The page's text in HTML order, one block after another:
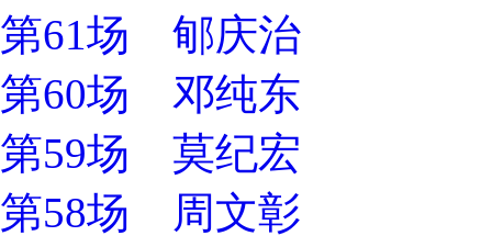
第61场 郇庆治
第60场 邓纯东
第59场 莫纪宏
第58场 周文彰